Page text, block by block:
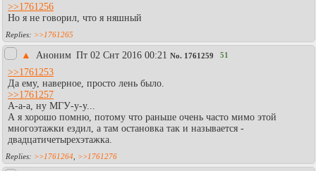
>>1761256
Но я не говорил, что я няшный
>>1761265
▲ Аноним Пт 02 Снт 2016 00:21 No. 1761259 51
>>1761253
Да ему, наверное, просто лень было.
>>1761257
А-а-а, ну МГУ-у-у...
А я хорошо помню, потому что раньше очень часто мимо этой
многоэтажки ездил, а там остановка так и называется -
двадцатичетырехэтажка.
>>1761264 >>1761276